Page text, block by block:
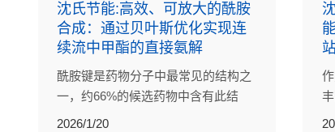
沈氏节能:高效、可放大的酰胺
合成：通过贝叶斯优化实现连
续流中甲酯的直接氨解
酰胺键是药物分子中最常见的结构之
一，约66%的候选药物中含有此结
构。传统合成方法往往依赖昂贵的缩
2026/1/20